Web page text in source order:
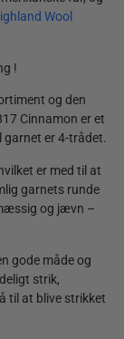
Wool
!
og den
Cinnamon er et
garnet er 4-trådet.
er med til at
garnets runde
og jævn –
gode måde og
strik,
til at blive strikket